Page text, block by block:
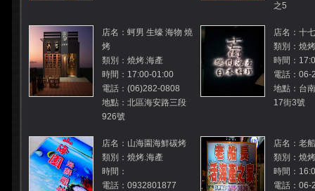
之5
店名：蚵男 生蠔 海物 燒
烤
類別：燒烤.海產
時間：17:00-01:00
電話：(06)282-0808
地點：北區海安路三段
926號
店名：十
類別：燒
時間：
電話：06-
地點：台
17街3號
店名：山海園海鮮碳烤
類別：燒烤.海產
時間：
電話：0932801877
店名：老
類別：燒
時間：
電話：06-